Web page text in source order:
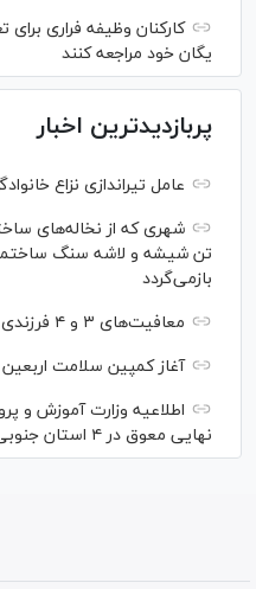
کارکنان وظیفه فراری
یگان خود مراجعه کنند
پربازدیدترین اخبار
عامل تیراندازی نزاع
تن شیشه و لاشه سنگ
بازمی‌گردد
معافیت‌های ۳ و ۴ فرزندی تا ۲ سال دیگر تمدید شد
آغاز کمپین سلامت
اطلاعیه وزارت آموزش و
نهایی معوق در ۴ استان جنوبی کشور